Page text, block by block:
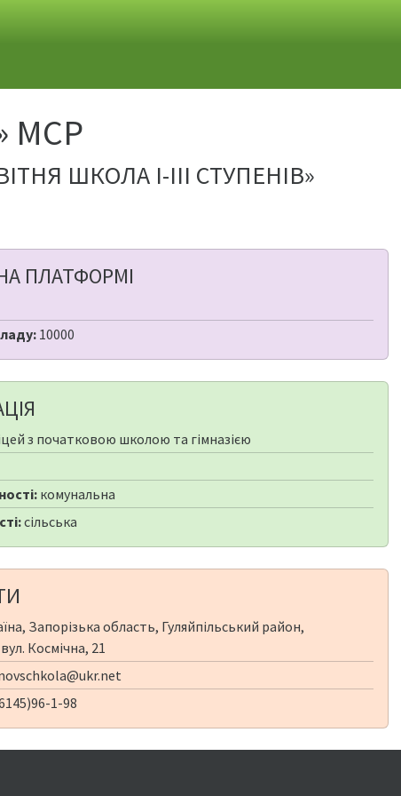
МСР
ШКОЛА I-III СТУПЕНІВ»
ПЛАТФОРМІ
10000
з початковою школою та гімназією
комунальна
сільська
Запорізька область, Гуляйпільський район,
Космічна, 21
1-98